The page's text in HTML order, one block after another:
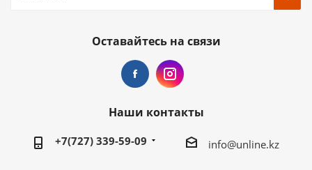
Оставайтесь на связи
Наши контакты
+7(727) 339-59-09 info@unline.kz